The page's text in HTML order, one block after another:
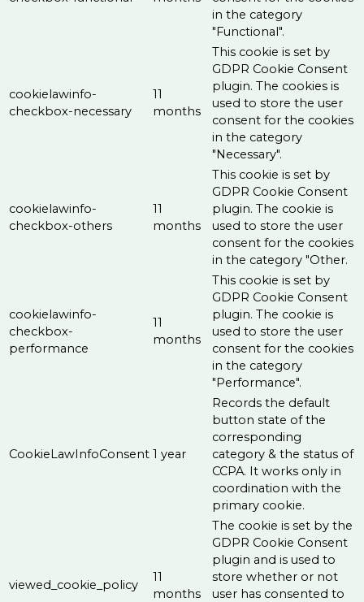
in the category
"Functional".
cookielawinfo-
checkbox-necessary
11
months
This cookie is set by
GDPR Cookie Consent
plugin. The cookies is
used to store the user
consent for the cookies
in the category
"Necessary".
cookielawinfo-
checkbox-others
11
months
This cookie is set by
GDPR Cookie Consent
plugin. The cookie is
used to store the user
consent for the cookies
in the category "Other.
cookielawinfo-
checkbox-
performance
11
months
This cookie is set by
GDPR Cookie Consent
plugin. The cookie is
used to store the user
consent for the cookies
in the category
"Performance".
CookieLawInfoConsent 1 year
Records the default
button state of the
corresponding
category & the status of
CCPA. It works only in
coordination with the
primary cookie.
viewed_cookie_policy
11
months
The cookie is set by the
GDPR Cookie Consent
plugin and is used to
store whether or not
user has consented to